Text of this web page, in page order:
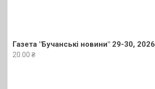
Газета "Бучанські новини" 29-30, 2026
20.00 ₴